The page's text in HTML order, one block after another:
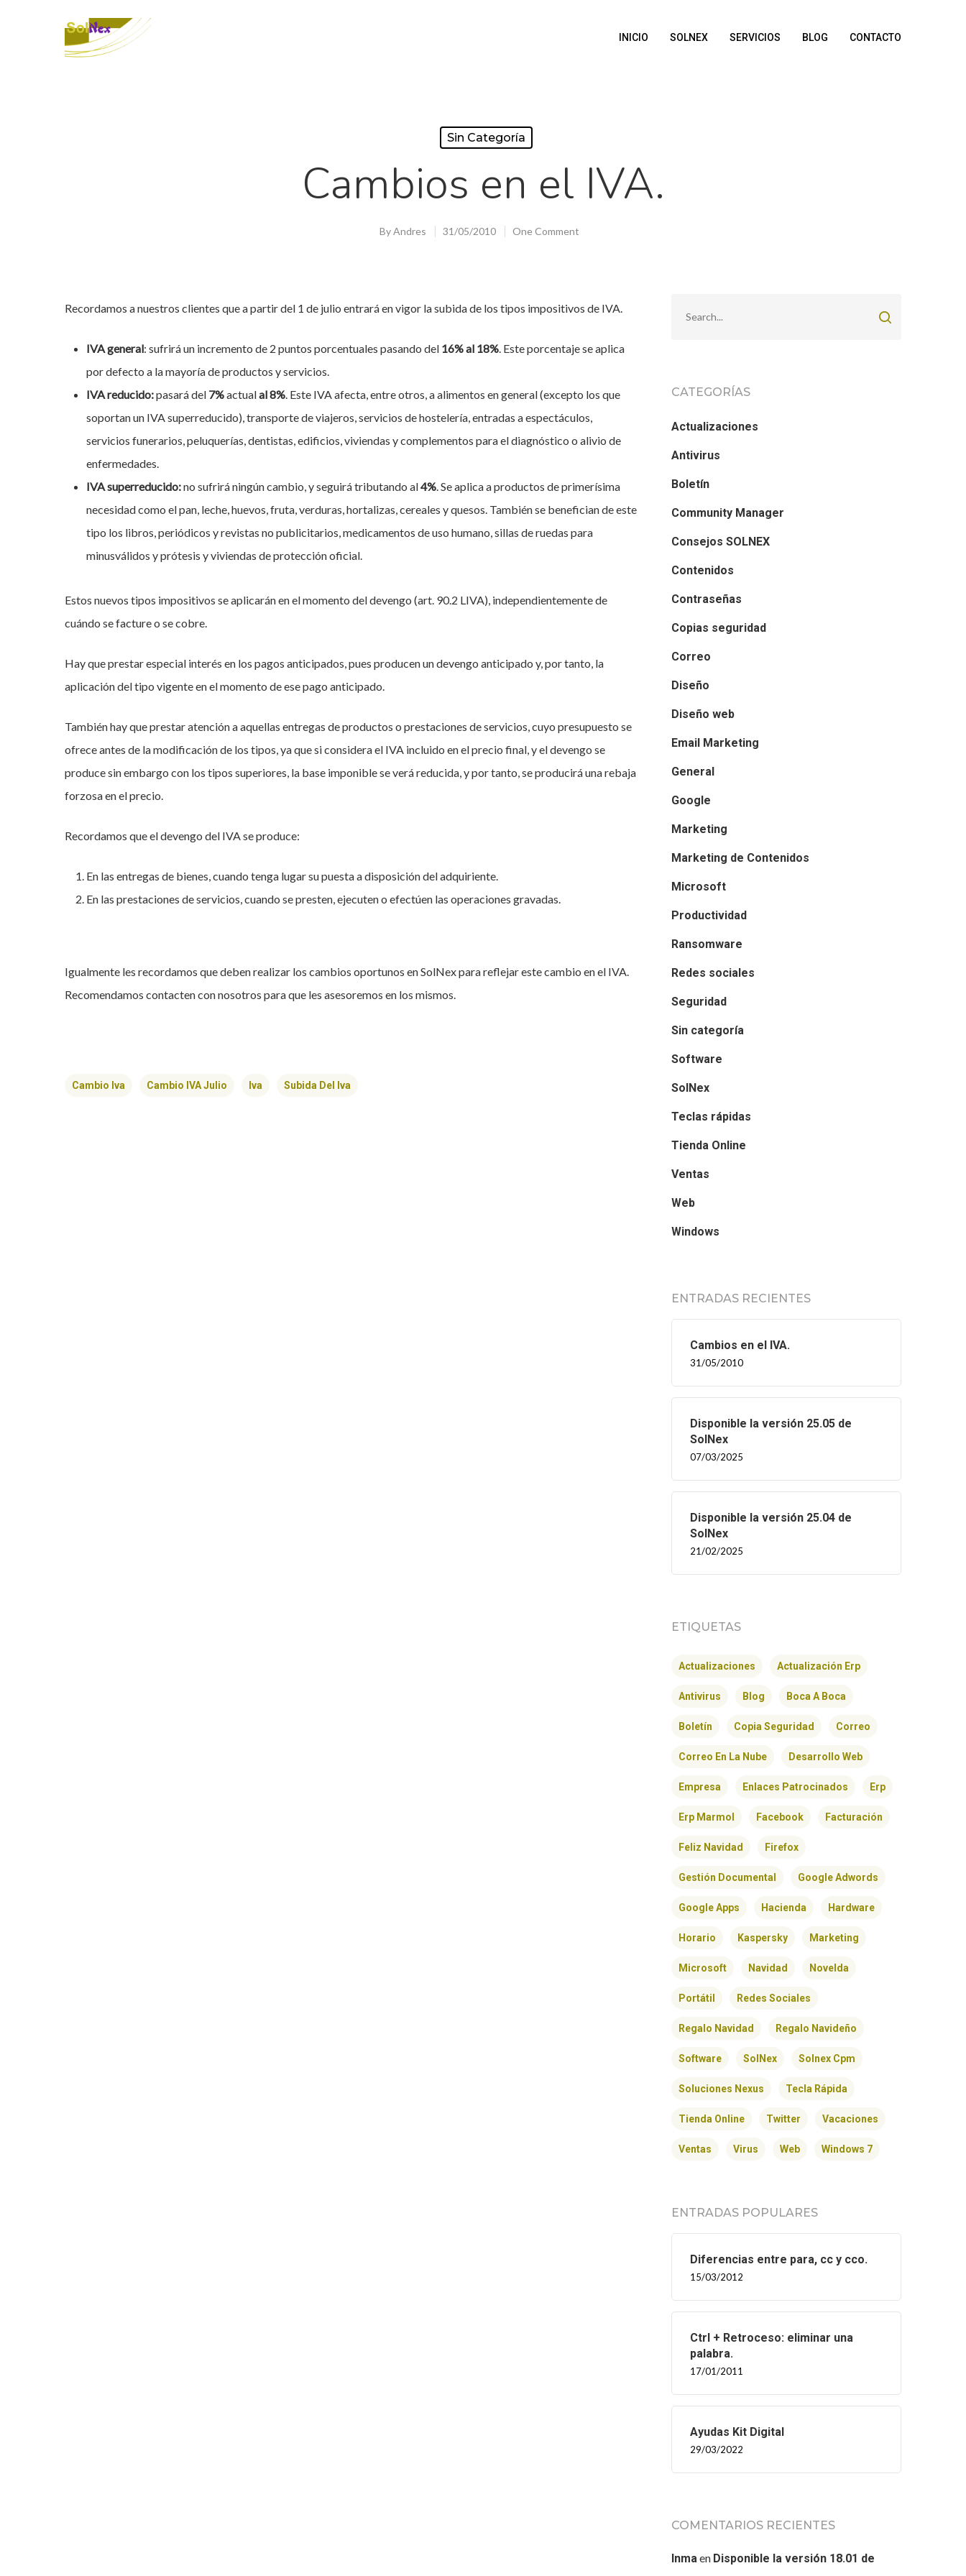
INICIO SOLNEX SERVICIOS BLOG CONTACTO
Sin Categoría
Cambios en el IVA.
ByAndres 31/05/2010 One Comment
Recordamos a nuestros clientes que a partir del 1 de julio entrará en vigor la subida de los tipos impositivos de IVA.
IVA general: sufrirá un incremento de 2 puntos porcentuales pasando del 16% al 18%. Este porcentaje se aplica
por defecto a la mayoría de productos y servicios.
IVA reducido:pasará del 7%actualal 8%. Este IVA afecta, entre otros, a alimentos en general (excepto los que
soportan un IVA superreducido), transporte de viajeros, servicios de hostelería, entradas a espectáculos,
servicios funerarios, peluquerías, dentistas, edificios, viviendas y complementos para el diagnóstico o alivio de
enfermedades.
IVA superreducido:no sufrirá ningún cambio, y seguirá tributando al4%. Se aplica a productos de primerísima
necesidad como el pan, leche, huevos, fruta, verduras, hortalizas, cereales y quesos. También se benefician de este
tipo los libros, periódicos y revistas no publicitarios, medicamentos de uso humano, sillas de ruedas para
minusválidos y prótesis y viviendas de protección oficial.
Estos nuevos tipos impositivos se aplicarán en el momento del devengo (art. 90.2 LIVA), independientemente de
cuándo se facture o se cobre.
Hay que prestar especial interés en los pagos anticipados, pues producen un devengo anticipado y, por tanto, la
aplicación del tipo vigente en el momento de ese pago anticipado.
También hay que prestar atención a aquellas entregas de productos o prestaciones de servicios, cuyo presupuesto se
ofrece antes de la modificación de los tipos, ya que si considera el IVA incluido en el precio final, y el devengo se
produce sin embargo con los tipos superiores, la base imponible se verá reducida, y por tanto, se producirá una rebaja
forzosa en el precio.
Recordamos que el devengo del IVA se produce:
En las entregas de bienes, cuando tenga lugar su puesta a disposición del adquiriente.
En las prestaciones de servicios, cuando se presten, ejecuten o efectúen las operaciones gravadas.
Igualmente les recordamos que deben realizar los cambios oportunos en SolNex para reflejar este cambio en el IVA.
Recomendamos contacten con nosotros para que les asesoremos en los mismos.
Cambio Iva Cambio IVA Julio Iva Subida Del Iva
CATEGORÍAS
Actualizaciones
Antivirus
Boletín
Community Manager
Consejos SOLNEX
Contenidos
Contraseñas
Copias seguridad
Correo
Diseño
Diseño web
Email Marketing
General
Google
Marketing
Marketing de Contenidos
Microsoft
Productividad
Ransomware
Redes sociales
Seguridad
Sin categoría
Software
SolNex
Teclas rápidas
Tienda Online
Ventas
Web
Windows
ENTRADAS RECIENTES
Cambios en el IVA.
31/05/2010
Disponible la versión 25.05 de
SolNex
07/03/2025
Disponible la versión 25.04 de
SolNex
21/02/2025
ETIQUETAS
Actualizaciones Actualización Erp
Antivirus Blog Boca A Boca
Boletín Copia Seguridad Correo
Correo En La Nube Desarrollo Web
Empresa Enlaces Patrocinados Erp
Erp Marmol Facebook Facturación
Feliz Navidad Firefox
Gestión Documental Google Adwords
Google Apps Hacienda Hardware
Horario Kaspersky Marketing
Microsoft Navidad Novelda
Portátil Redes Sociales
Regalo Navidad Regalo Navideño
Software SolNex Solnex Cpm
Soluciones Nexus Tecla Rápida
Tienda Online Twitter Vacaciones
Ventas Virus Web Windows 7
ENTRADAS POPULARES
Diferencias entre para, cc y cco.
15/03/2012
Ctrl + Retroceso: eliminar una
palabra.
17/01/2011
Ayudas Kit Digital
29/03/2022
COMENTARIOS RECIENTES
Inmaen Disponible la versión 18.01 de